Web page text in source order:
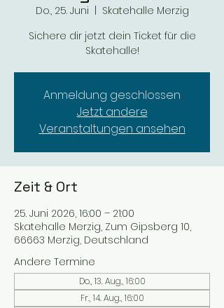
Do., 25. Juni
Skatehalle Merzig
Sichere dir jetzt dein Ticket für die
Skatehalle!
Anmeldung geschlossen
Jetzt andere
Veranstaltungen ansehen
Zeit & Ort
25. Juni 2026, 16:00 – 21:00
Skatehalle Merzig, Zum Gipsberg 10,
66663 Merzig, Deutschland
Andere Termine
Do., 13. Aug., 16:00
Fr., 14. Aug., 16:00